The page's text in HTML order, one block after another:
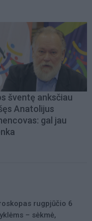
šventę anksčiau
Anatolijus
gal jau
rugpjūčio 6
– sėkmė,